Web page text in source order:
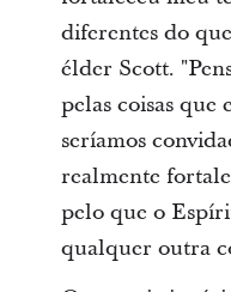
diferentes do
élder Scott.
pelas coisas que
seríamos
realmente
pelo que o
qualquer outra